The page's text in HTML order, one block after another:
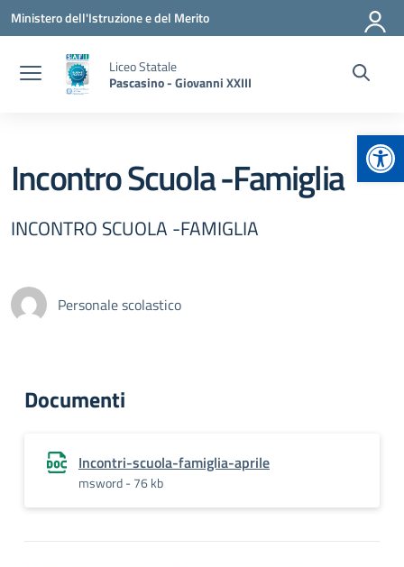
Vai ai contenuti
Vai al menu di navigazione
Vai al footer
Ministero dell'Istruzione e del Merito
Liceo Statale
Pascasino - Giovanni XXIII
Incontro Scuola -Famiglia
INCONTRO SCUOLA -FAMIGLIA
Personale scolastico
Documenti
Incontri-scuola-famiglia-aprile
msword - 76 kb